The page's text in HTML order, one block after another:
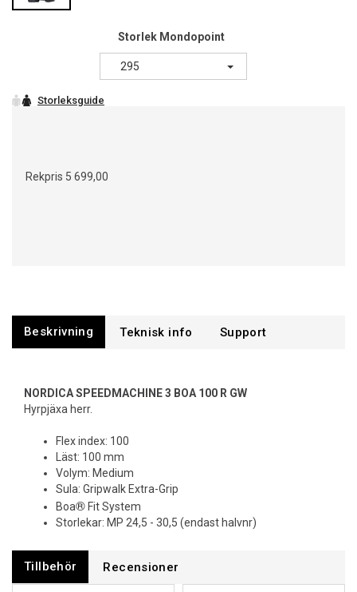
Storlek Mondopoint
295
Rekpris 5 699,00
Beskrivning Support
NORDICA SPEEDMACHINE 3 BOA 100 R GW
Hyrpjäxa herr.
Flex index: 100
Läst: 100 mm
Volym: Medium
Sula: Gripwalk Extra-Grip
Boa® Fit System
Storlekar: MP 24,5 - 30,5 (endast halvnr)
Tillbehör Recensioner